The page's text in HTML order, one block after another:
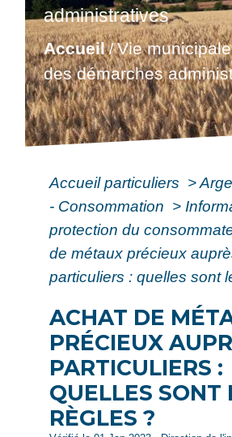
administratives
Accueil/Vie municipale
des démarches
Accueil particuliers >
- Consommation >
protection du
de métaux précieux
particuliers : quelles sont
ACHAT DE
PRÉCIEUX
PARTICULIERS :
QUELLES SONT
RÈGLES ?